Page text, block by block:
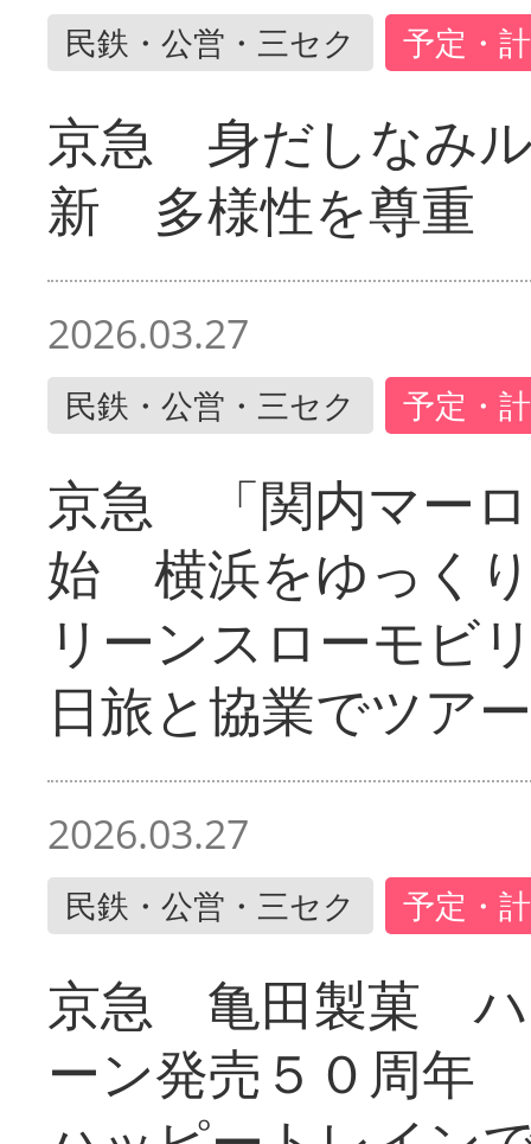
民鉄・公営・三セク 予定・
京急 身だしなみ
新 多様性を尊重
2026.03.27
民鉄・公営・三セク 予定・
京急 「関内マー
始 横浜をゆっく
リーンスローモ
日旅と協業でツアー
2026.03.27
民鉄・公営・三セク 予定・
京急 亀田製菓 ハ
ーン発売５０周年